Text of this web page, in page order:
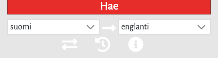
Hae
suomi englanti